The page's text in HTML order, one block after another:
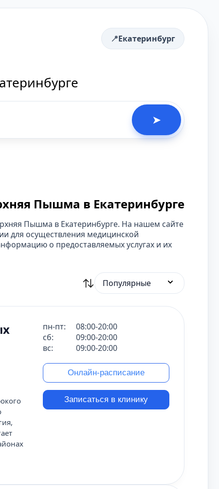
Екатеринбург
➤
Пышма в Екатеринбурге
Пышма в Екатеринбурге. На нашем сайте
для осуществления медицинской
о предоставляемых услугах и их
Популярные
пн-пт:
08:00-20:00
сб:
09:00-20:00
вс:
09:00-20:00
Онлайн-расписание
Записаться в клинику